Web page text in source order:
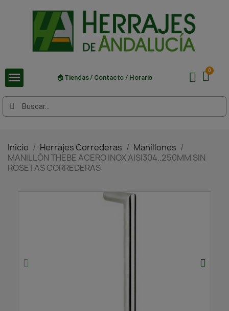
🏠Tiendas / Contacto / Horario
Inicio Herrajes Correderas
Manillones
MANILLÓN THEBE ACERO INOX AISI304..250MM SIN
ROSETAS CORREDERAS